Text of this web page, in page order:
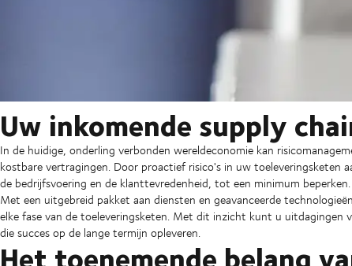
Uw inkomende supply
In de huidige, onderling verbonden wereldeconomie kan
kostbare vertragingen. Door proactief risico's in uw toeleveringsketen
de bedrijfsvoering en de klanttevredenheid, tot een minimum beperken.
Met een uitgebreid pakket aan diensten en geavanceerde
elke fase van de toeleveringsketen. Met dit inzicht kunt u
die succes op de lange termijn opleveren.